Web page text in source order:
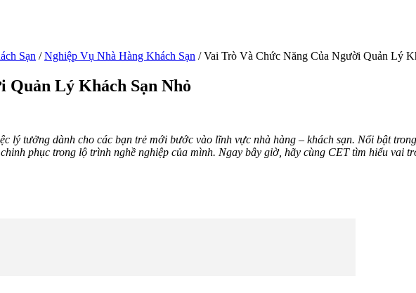
Sạn / Nghiệp Vụ Nhà Hàng Khách Sạn / Vai Trò Và Chức Năng Của Người Quản Lý
Quản Lý Khách Sạn Nhỏ
lý tưởng dành cho các bạn trẻ mới bước vào lĩnh vực nhà hàng – khách sạn. Nổi bật
phục trong lộ trình nghề nghiệp của mình. Ngay bây giờ, hãy cùng CET tìm hiểu vai